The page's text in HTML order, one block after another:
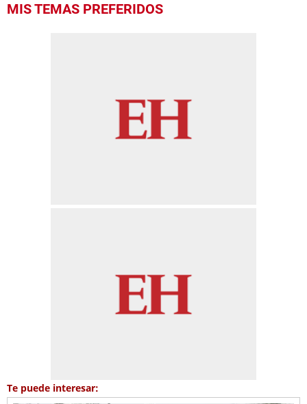
MIS TEMAS PREFERIDOS
Te puede interesar: